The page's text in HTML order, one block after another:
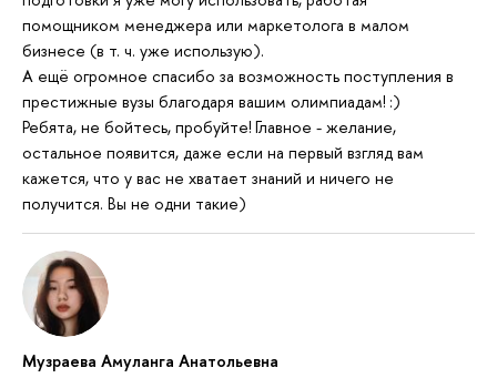
помощником менеджера или маркетолога в малом
бизнесе (в т. ч. уже использую).
А ещё огромное спасибо за возможность поступления в
престижные вузы благодаря вашим олимпиадам! :)
Ребята, не бойтесь, пробуйте! Главное - желание,
остальное появится, даже если на первый взгляд вам
кажется, что у вас не хватает знаний и ничего не
получится. Вы не одни такие)
Музраева Амуланга Анатольевна